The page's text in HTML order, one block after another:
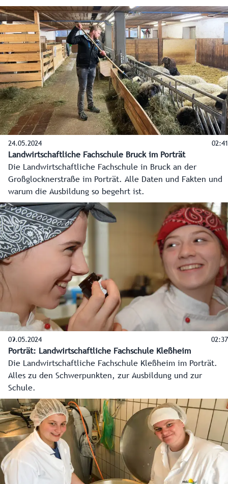
Bauernhaus am Schulstandort derzeit komplett saniert und
wird danach einen Hofladen, Wohnungen und die neuen
Büros für die Landesforstdirektion beherbergen.
24.05.2024 02:41
Landwirtschaftliche Fachschule Bruck im Porträt
Die Landwirtschaftliche Fachschule in Bruck an der
Großglocknerstraße im Porträt. Alle Daten und Fakten und
warum die Ausbildung so begehrt ist.
09.05.2024 02:37
Porträt: Landwirtschaftliche Fachschule Kleßheim
Die Landwirtschaftliche Fachschule Kleßheim im Porträt.
Alles zu den Schwerpunkten, zur Ausbildung und zur
Schule.